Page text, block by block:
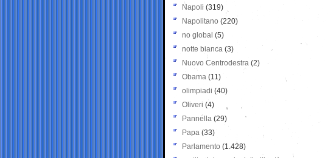
Napoli (319)
Napolitano (220)
no global (5)
notte bianca (3)
Nuovo Centrodestra (2)
Obama (11)
olimpiadi (40)
Oliveri (4)
Pannella (29)
Papa (33)
Parlamento (1.428)